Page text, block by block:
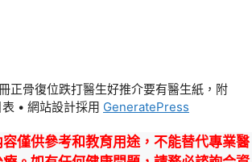
正骨復位跌打醫生好推介要有醫生紙，附
• 網站設計採用 GeneratePress
容僅供參考和教育用途，不能替代專業醫